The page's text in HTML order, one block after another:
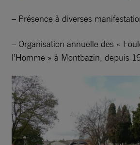
– Présence à diverses
– Organisation annuelle des «
l’Homme » à Montbazin, depuis